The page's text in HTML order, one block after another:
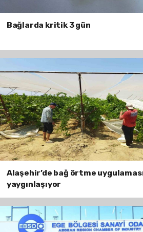
Bağlarda kritik 3 gün
Alaşehir’de bağ örtme
yaygınlaşıyor